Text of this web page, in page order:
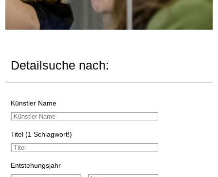
Detailsuche nach:
Künstler Name
Titel (1 Schlagwort!)
Entstehungsjahr